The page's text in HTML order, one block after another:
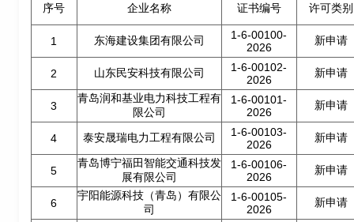
序号 企业名称 证书编号 许可类别
1 东海建设集团有限公司
1-6-00100-
2026
新申请
2 山东民安科技有限公司
1-6-00102-
2026
新申请
3
青岛润和基业电力科技工程有
限公司
1-6-00101-
2026
新申请
4 泰安晟瑞电力工程有限公司
1-6-00103-
2026
新申请
5
青岛博宁福田智能交通科技发
展有限公司
1-6-00106-
2026
新申请
6
宇阳能源科技（青岛）有限公
司
1-6-00105-
2026
新申请